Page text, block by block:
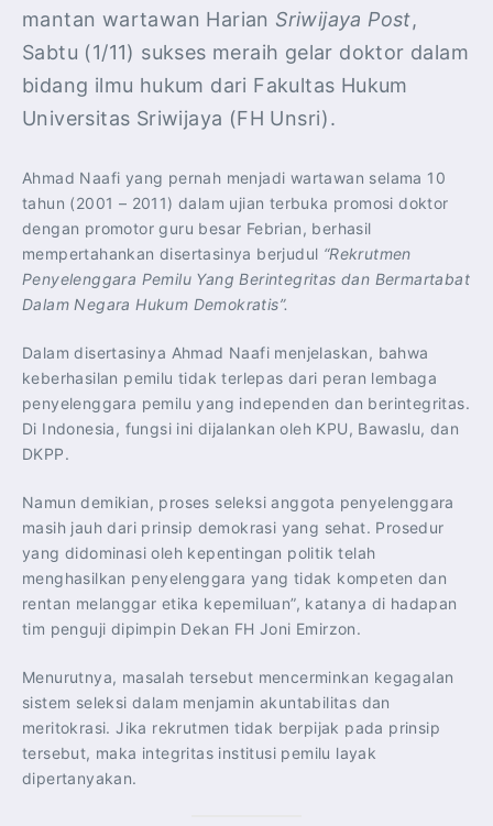
mantan wartawan Harian Sriwijaya Post,
Sabtu (1/11) sukses meraih gelar doktor dalam
bidang ilmu hukum dari Fakultas Hukum
Universitas Sriwijaya (FH Unsri).
Ahmad Naafi yang pernah menjadi wartawan selama 10
tahun (2001 – 2011) dalam ujian terbuka promosi doktor
dengan promotor guru besar Febrian, berhasil
mempertahankan disertasinya berjudul “Rekrutmen
Penyelenggara Pemilu Yang Berintegritas dan Bermartabat
Dalam Negara Hukum Demokratis”.
Dalam disertasinya Ahmad Naafi menjelaskan, bahwa
keberhasilan pemilu tidak terlepas dari peran lembaga
penyelenggara pemilu yang independen dan berintegritas.
Di Indonesia, fungsi ini dijalankan oleh KPU, Bawaslu, dan
DKPP.
Namun demikian, proses seleksi anggota penyelenggara
masih jauh dari prinsip demokrasi yang sehat. Prosedur
yang didominasi oleh kepentingan politik telah
menghasilkan penyelenggara yang tidak kompeten dan
rentan melanggar etika kepemiluan”, katanya di hadapan
tim penguji dipimpin Dekan FH Joni Emirzon.
Menurutnya, masalah tersebut mencerminkan kegagalan
sistem seleksi dalam menjamin akuntabilitas dan
meritokrasi. Jika rekrutmen tidak berpijak pada prinsip
tersebut, maka integritas institusi pemilu layak
dipertanyakan.